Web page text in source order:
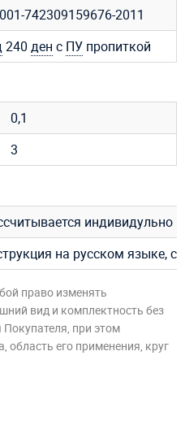
742309159676-2011
240 ден с ПУ пропиткой
0,1
3
индивидульно
на русском языке,
право изменять
вид и комплектность без
при этом
область его применения, круг